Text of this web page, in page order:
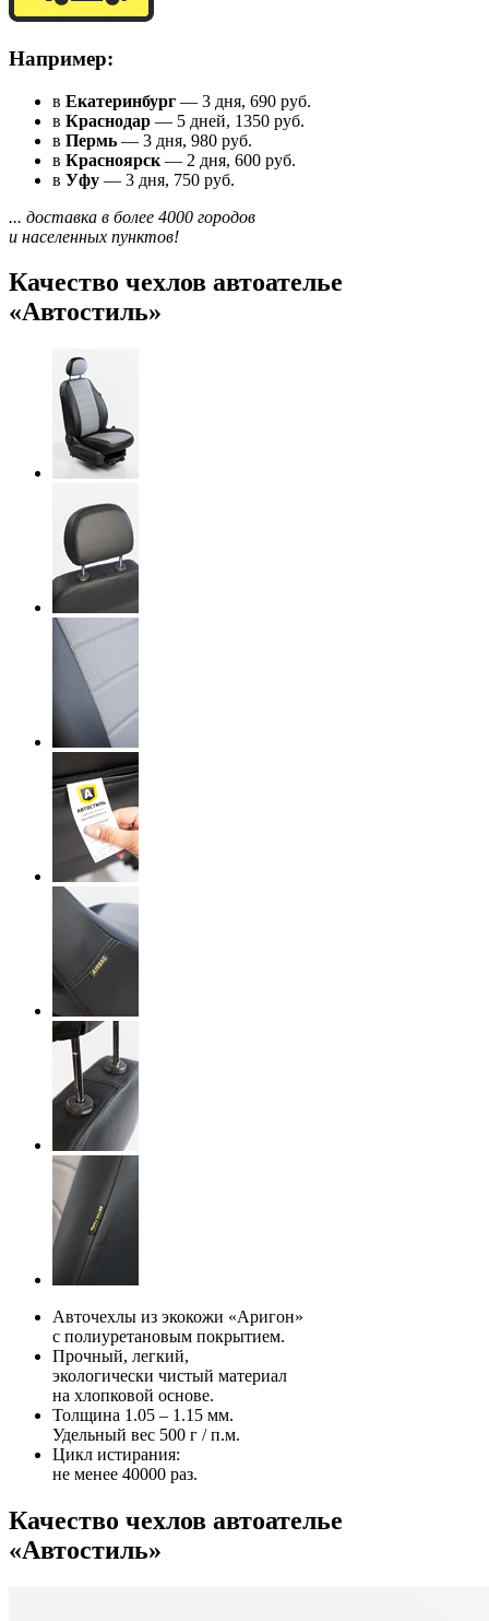
Например:
в Екатеринбург — 3 дня, 690 руб.
в Краснодар — 5 дней, 1350 руб.
в Пермь — 3 дня, 980 руб.
в Красноярск — 2 дня, 600 руб.
в Уфу — 3 дня, 750 руб.
... доставка в более 4000 городов
и населенных пунктов!
Качество чехлов автоателье
«Автостиль»
Авточехлы из экокожи «Аригон»
с полиуретановым покрытием.
Прочный, легкий,
экологически чистый материал
на хлопковой основе.
Толщина 1.05 – 1.15 мм.
Удельный вес 500 г / п.м.
Цикл истирания:
не менее 40000 раз.
Качество чехлов автоателье
«Автостиль»